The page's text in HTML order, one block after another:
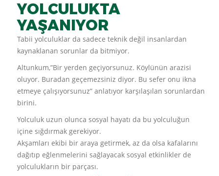
YOLCULUKTA
YAŞANIYOR
Tabii yolculuklar da sadece teknik değil insanlardan
kaynaklanan sorunlar da bitmiyor.
Altunkum,”Bir yerden geçiyorsunuz. Köylünün arazisi
oluyor. Buradan geçemezsiniz diyor. Bu sefer onu ikna
etmeye çalışıyorsunuz” anlatıyor karşılaşılan sorunlardan
birini.
Yolculuk uzun olunca sosyal hayatı da bu yolculuğun
içine sığdırmak gerekiyor.
Akşamları ekibi bir araya getirmek, az da olsa kafalarını
dağıtıp eğlenmelerini sağlayacak sosyal etkinlikler de
yolculukların bir parçası.